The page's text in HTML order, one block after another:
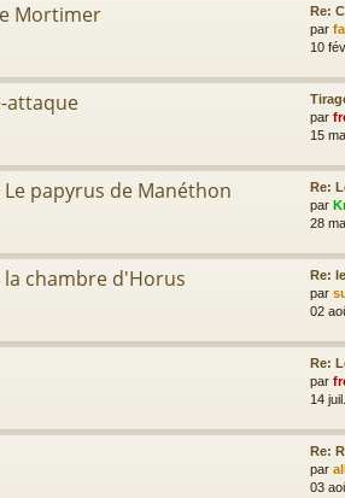
Mortimer
Re:
par
10
attaque
par
15
papyrus de Manéthon
Re:
par
28
la chambre d'Horus
Re:
par
02
Re:
par
14
Re:
par
03